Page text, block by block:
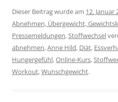
Dieser Beitrag wurde am 12. Januar
Abnehmen, Übergewicht,
Pressemeldungen,Stoffwechsel
abnehmen,Anne Hild, Diät,
Hungergefühl,Online-Kurs,
Workout,Wunschgewicht.